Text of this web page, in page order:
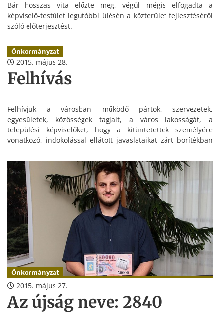
Bár hosszas vita előzte meg, végül mégis elfogadta a
képviselő-testület legutóbbi ülésén a közterület fejlesztéséről
szóló előterjesztést.
Önkormányzat
2015. május 28.
Felhívás
Felhívjuk a városban működő pártok, szervezetek,
egyesületek, közösségek tagjait, a város lakosságát, a
települési képviselőket, hogy a kitüntetettek személyére
vonatkozó, indokolással ellátott javaslataikat zárt borítékban
napjáig nyújtsák be a jegyzőnek a Polgármesteri Hivatal
Titkárságára (Oroszlány, Rákóczi F. u. 78., II. emelet 66. szoba)
vagy a jegyzo@oroszlany.hu email címre.
Önkormányzat
2015. május 27.
Az újság neve: 2840